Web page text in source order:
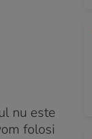
nu este
folosi